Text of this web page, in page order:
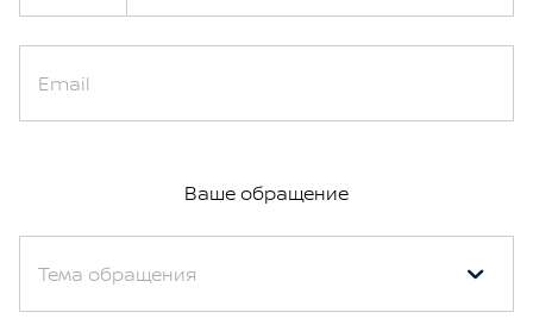
Email
Ваше обращение
Тема обращения